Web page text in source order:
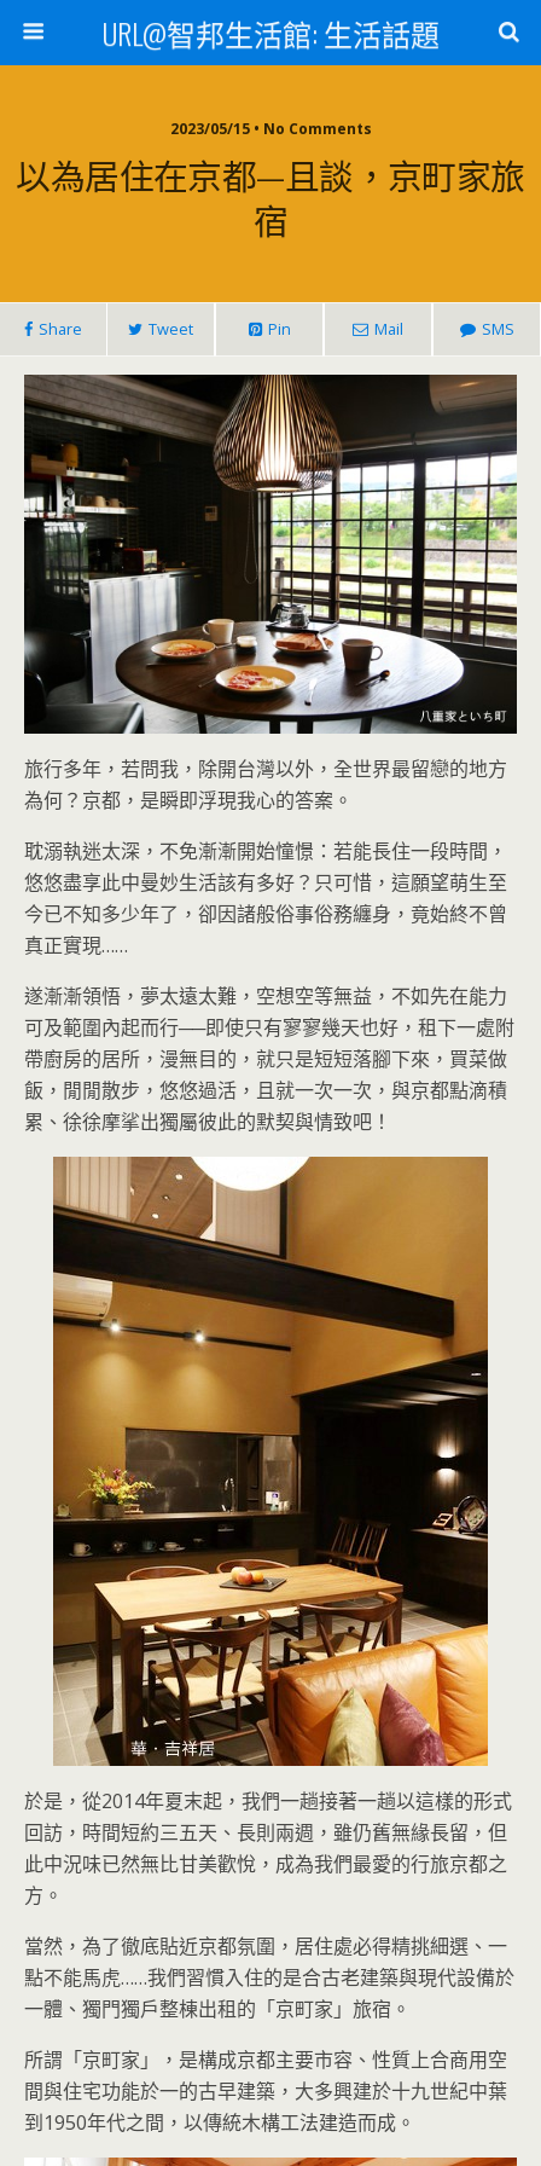
URL@智邦生活館: 生活話題
2023/05/15 • No Comments
以為居住在京都—且談，京町家旅
宿
Share Tweet Pin Mail SMS
旅行多年，若問我，除開台灣以外，全世界最留戀的地方
為何？京都，是瞬即浮現我心的答案。
耽溺執迷太深，不免漸漸開始憧憬：若能長住一段時間，
悠悠盡享此中曼妙生活該有多好？只可惜，這願望萌生至
今已不知多少年了，卻因諸般俗事俗務纏身，竟始終不曾
真正實現……
遂漸漸領悟，夢太遠太難，空想空等無益，不如先在能力
可及範圍內起而行──即使只有寥寥幾天也好，租下一處附
帶廚房的居所，漫無目的，就只是短短落腳下來，買菜做
飯，閒閒散步，悠悠過活，且就一次一次，與京都點滴積
累、徐徐摩挲出獨屬彼此的默契與情致吧！
於是，從2014年夏末起，我們一趟接著一趟以這樣的形式
回訪，時間短約三五天、長則兩週，雖仍舊無緣長留，但
此中況味已然無比甘美歡悅，成為我們最愛的行旅京都之
方。
當然，為了徹底貼近京都氛圍，居住處必得精挑細選、一
點不能馬虎……我們習慣入住的是合古老建築與現代設備於
一體、獨門獨戶整棟出租的「京町家」旅宿。
所謂「京町家」，是構成京都主要市容、性質上合商用空
間與住宅功能於一的古早建築，大多興建於十九世紀中葉
到1950年代之間，以傳統木構工法建造而成。